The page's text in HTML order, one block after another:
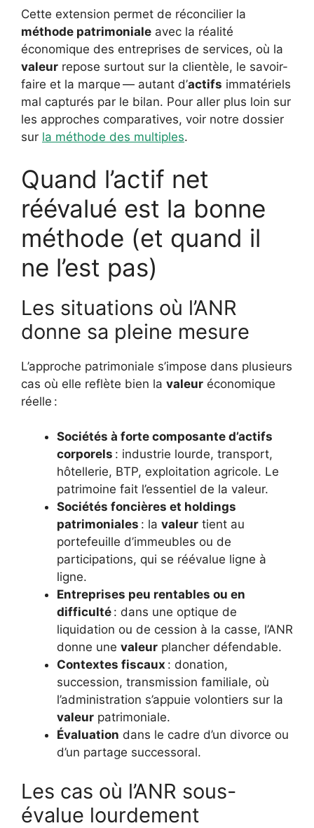
Cette extension permet de réconcilier la
méthode patrimoniale avec la réalité
économique des entreprises de services, où la
valeur repose surtout sur la clientèle, le savoir-
faire et la marque — autant d’actifs immatériels
mal capturés par le bilan. Pour aller plus loin sur
les approches comparatives, voir notre dossier
sur la méthode des multiples.
Quand l’actif net
réévalué est la bonne
méthode (et quand il
ne l’est pas)
Les situations où l’ANR
donne sa pleine mesure
L’approche patrimoniale s’impose dans plusieurs
cas où elle reflète bien la valeur économique
réelle :
Sociétés à forte composante d’actifs
corporels : industrie lourde, transport,
hôtellerie, BTP, exploitation agricole. Le
patrimoine fait l’essentiel de la valeur.
Sociétés foncières et holdings
patrimoniales : la valeur tient au
portefeuille d’immeubles ou de
participations, qui se réévalue ligne à
ligne.
Entreprises peu rentables ou en
difficulté : dans une optique de
liquidation ou de cession à la casse, l’ANR
donne une valeur plancher défendable.
Contextes fiscaux : donation,
succession, transmission familiale, où
l’administration s’appuie volontiers sur la
valeur patrimoniale.
Évaluation dans le cadre d’un divorce ou
d’un partage successoral.
Les cas où l’ANR sous-
évalue lourdement